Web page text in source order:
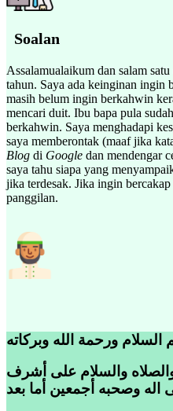
Soalan
Assalamualaikum dan salam
tahun. Saya ada keinginan ingin
masih belum ingin berkahwin
mencari duit. Ibu bapa pula
berkahwin. Saya menghadapi
saya memberontak (maaf jika
Blog di Google dan mendengar
saya tahu siapa yang
jika terdesak. Jika ingin
panggilan.
والسلام على أشرف
اله وصحبه أجمعين أما بعد